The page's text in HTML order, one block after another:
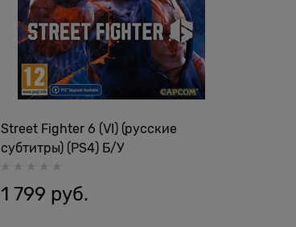
Street Fighter 6 (VI) (русские
субтитры) (PS4) Б/У
1 799 руб.